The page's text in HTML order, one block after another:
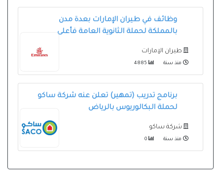
وظائف في طيران الإمارات بعدة مدن
بالمملكة لحملة الثانوية العامة فأعلى
طيران الإمارات
منذ سنة
برنامج تدريب (تمهير) تعلن عنه شركة ساكو
لحملة البكالوريوس بالرياض
شركة ساكو
منذ سنة